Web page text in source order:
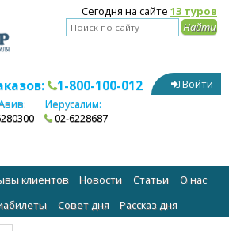
Сегодня на сайте 13 туров
1-800-100-012
Иерусалим:
02-6228687
Войти
клиентов Новости Статьи
О нас
Cовет дня Рассказ дня